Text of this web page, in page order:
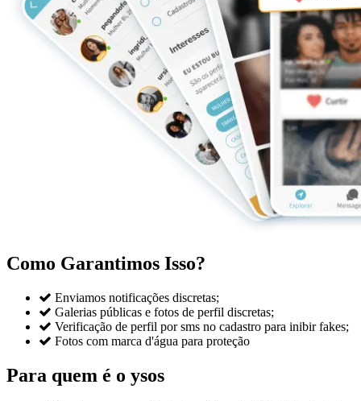
Como Garantimos Isso?
 Enviamos notificações discretas;
 Galerias públicas e fotos de perfil discretas;
 Verificação de perfil por sms no cadastro para inibir fakes;
 Fotos com marca d'água para proteção
Para quem é o ysos